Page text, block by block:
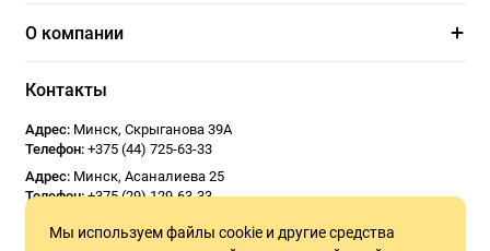
Мы используем файлы cookie и другие средства
О компании
Контакты
Адрес: Минск, Скрыганова 39А
Телефон: +375 (44) 725-63-33
Адрес: Минск, Асаналиева 25
Телефон: +375 (29) 129-63-33
Email:
Usoseda2020@gmail.com